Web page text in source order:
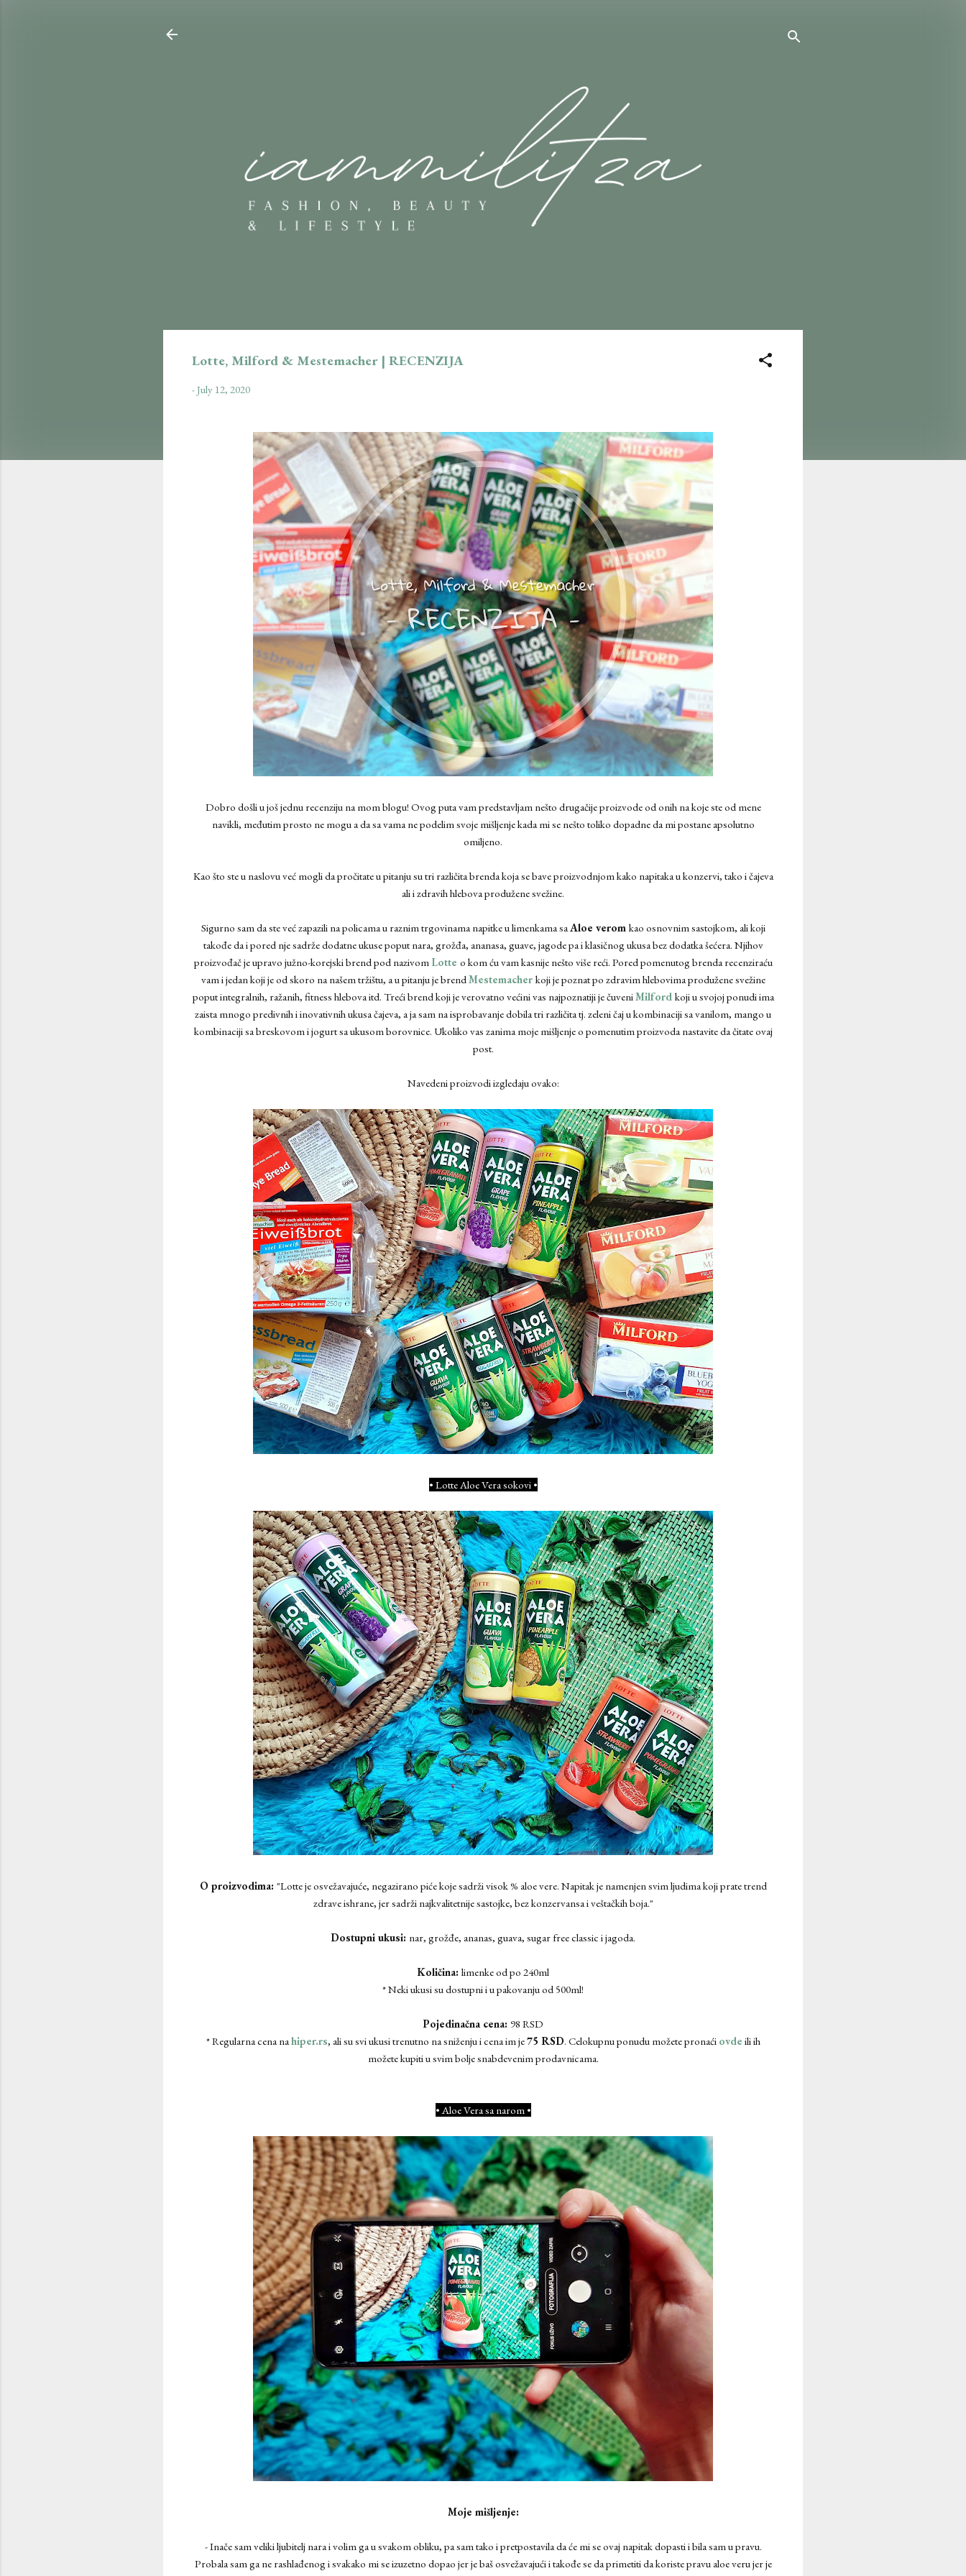
Lotte, Milford & Mestemacher | RECENZIJA
-July 12, 2020
Dobro došli u još jednu recenziju na mom blogu! Ovog puta vam predstavljam nešto drugačije proizvode od onih na koje ste od mene
navikli, međutim prosto ne mogu a da sa vama ne podelim svoje mišljenje kada mi se nešto toliko dopadne da mi postane apsolutno
omiljeno.
Kao što ste u naslovu već mogli da pročitate u pitanju su tri različita brenda koja se bave proizvodnjom kako napitaka u konzervi, tako i čajeva
ali i zdravih hlebova produžene svežine.
Sigurno sam da ste već zapazili na policama u raznim trgovinama napitke u limenkama sa Aloe verom kao osnovnim sastojkom, ali koji
takođe da i pored nje sadrže dodatne ukuse poput nara, grožđa, ananasa, guave, jagode pa i klasičnog ukusa bez dodatka šećera. Njihov
proizvođač je upravo južno-korejski brend pod nazivom Lotte o kom ću vam kasnije nešto više reći. Pored pomenutog brenda recenziraću
vam i jedan koji je od skoro na našem tržištu, a u pitanju je brend Mestemacher koji je poznat po zdravim hlebovima produžene svežine
poput integralnih, ražanih, fitness hlebova itd. Treći brend koji je verovatno većini vas najpoznatiji je čuveni Milford koji u svojoj ponudi ima
zaista mnogo predivnih i inovativnih ukusa čajeva, a ja sam na isprobavanje dobila tri različita tj. zeleni čaj u kombinaciji sa vanilom, mango u
kombinaciji sa breskovom i jogurt sa ukusom borovnice. Ukoliko vas zanima moje mišljenje o pomenutim proizvoda nastavite da čitate ovaj
post.
Navedeni proizvodi izgledaju ovako:
• Lotte Aloe Vera sokovi •
O proizvodima: "Lotte je osvežavajuće, negazirano piće koje sadrži visok % aloe vere. Napitak je namenjen svim ljudima koji prate trend
zdrave ishrane, jer sadrži najkvalitetnije sastojke, bez konzervansa i veštačkih boja."
Dostupni ukusi: nar, grožđe, ananas, guava, sugar free classic i jagoda.
Količina: limenke od po 240ml
* Neki ukusi su dostupni i u pakovanju od 500ml!
Pojedinačna cena: 98 RSD
* Regularna cena na hiper.rs, ali su svi ukusi trenutno na sniženju i cena im je75 RSD. Celokupnu ponudu možete pronaći ovde ili ih
možete kupiti u svim bolje snabdevenim prodavnicama.
• Aloe Vera sa narom •
Moje mišljenje:
- Inače sam veliki ljubitelj nara i volim ga u svakom obliku, pa sam tako i pretpostavila da će mi se ovaj napitak dopasti i bila sam u pravu.
Probala sam ga ne rashlađenog i svakako mi se izuzetno dopao jer je baš osvežavajući i takođe se da primetiti da koriste pravu aloe veru jer je